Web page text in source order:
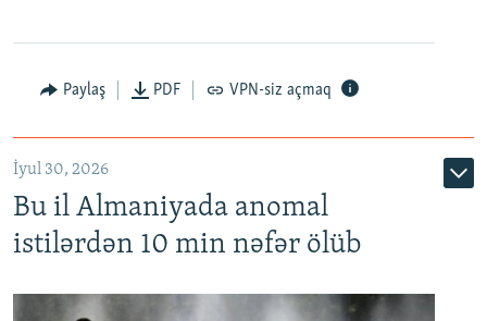
Paylaş PDF VPN-siz açmaq
İyul 30, 2026
Bu il Almaniyada anomal
istilərdən 10 min nəfər ölüb